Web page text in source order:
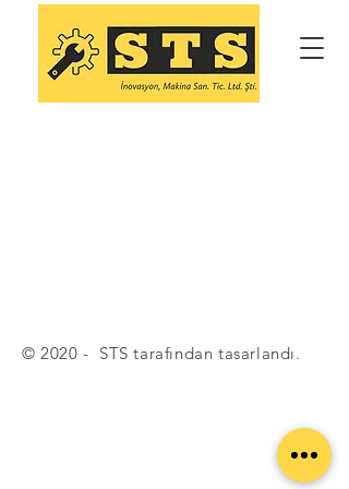
© 2020 - STS tarafından tasarlandı.